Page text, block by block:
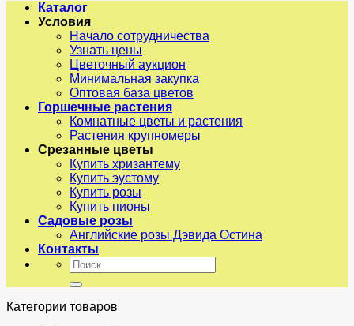
Каталог
Условия
Начало сотрудничества
Узнать цены
Цветочный аукцион
Минимальная закупка
Оптовая база цветов
Горшечные растения
Комнатные цветы и растения
Растения крупномеры
Срезанные цветы
Купить хризантему
Купить эустому
Купить розы
Купить пионы
Садовые розы
Английские розы Дэвида Остина
Контакты
Искать:
Категории товаров